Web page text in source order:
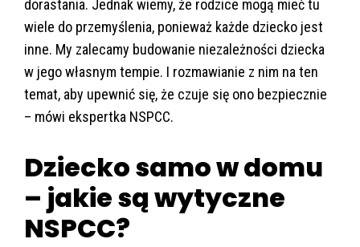
dorastania. Jednak wiemy, że rodzice mogą mieć tu
wiele do przemyślenia, ponieważ każde dziecko jest
inne. My zalecamy budowanie niezależności dziecka
w jego własnym tempie. I rozmawianie z nim na ten
temat, aby upewnić się, że czuje się ono bezpiecznie
– mówi ekspertka NSPCC.
Dziecko samo w domu
– jakie są wytyczne
NSPCC?